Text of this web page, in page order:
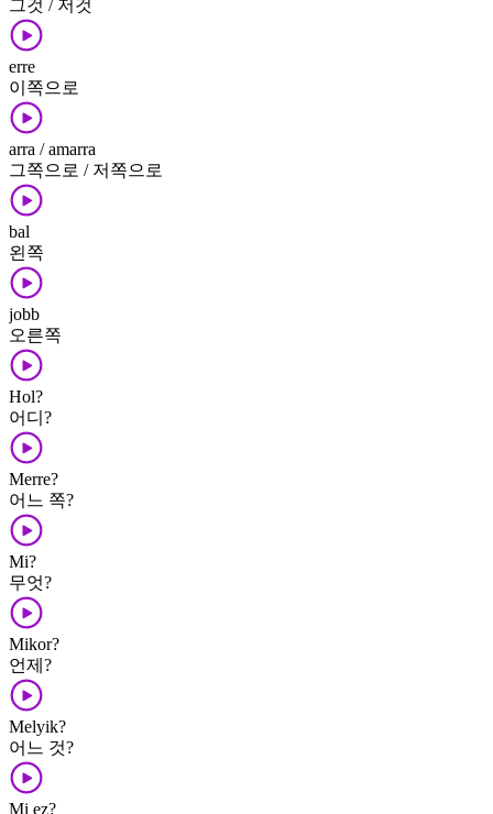
그것 / 저것
erre
이쪽으로
arra / amarra
그쪽으로 / 저쪽으로
bal
왼쪽
jobb
오른쪽
Hol?
어디?
Merre?
어느 쪽?
Mi?
무엇?
Mikor?
언제?
Melyik?
어느 것?
Mi ez?